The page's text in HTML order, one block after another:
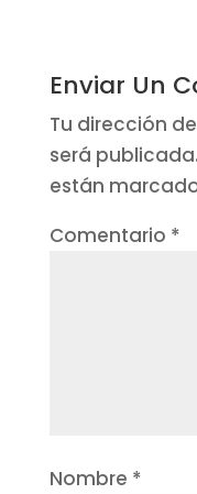
Enviar Un
Tu dirección
será publicada.
están
Comentario *
Nombre *